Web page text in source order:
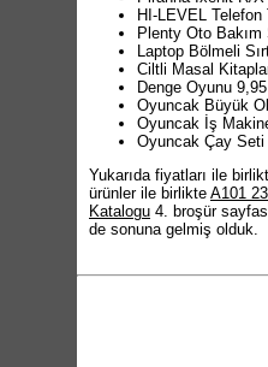
HI-LEVEL
Plenty Oto
Laptop Bölmeli
Ciltli Masal
Denge Oyunu
Oyuncak Büyük
Oyuncak İş
Oyuncak Çay Seti
Yukarıda fiyatları ile
ürünler ile birlikte A101
Katalogu 4. broşür
de sonuna gelmiş olduk.